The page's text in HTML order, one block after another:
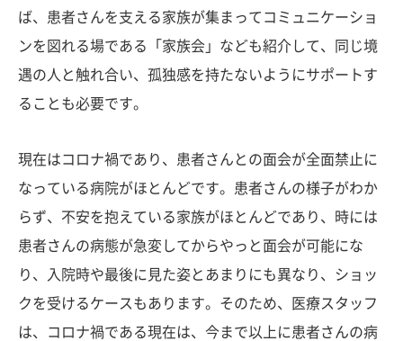
ば、患者さんを支える家族が集まってコミュニケーショ
ンを図れる場である「家族会」なども紹介して、同じ境
遇の人と触れ合い、孤独感を持たないようにサポートす
ることも必要です。
現在はコロナ禍であり、患者さんとの面会が全面禁止に
なっている病院がほとんどです。患者さんの様子がわか
らず、不安を抱えている家族がほとんどであり、時には
患者さんの病態が急変してからやっと面会が可能にな
り、入院時や最後に見た姿とあまりにも異なり、ショッ
クを受けるケースもあります。そのため、医療スタッフ
は、コロナ禍である現在は、今まで以上に患者さんの病